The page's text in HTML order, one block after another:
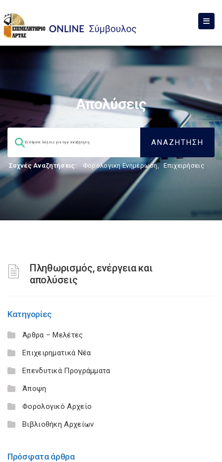
Απολύσεις
Συχνές Αναζητήσεις: Φορολογικη Ενημέρωση, Επιχειρήσεις
Πληθωρισμός, ενέργεια και
απολύσεις
Κατηγορίες
Άρθρα – Μελέτες
Επιχειρηματικά Νέα
Επενδυτικά Προγράμματα
Άποψη
Φορολογικό Αρχείο
Βιβλιοθήκη Αρχείων
Πρόσφατα άρθρα